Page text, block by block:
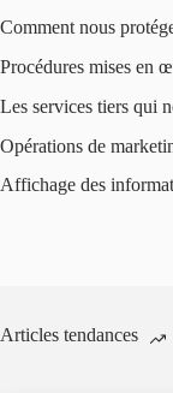
Comment nous
Procédures mises en
Les services tiers qui
Opérations de
Affichage des
Articles tendances